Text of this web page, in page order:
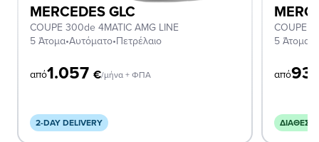
MERCEDES GLC
COUPE 300de 4MATIC AMG LINE
5 Άτομα•Αυτόματο•Πετρέλαιο
από1.057 €/μήνα + ΦΠΑ
2-DAY DELIVERY
COUPE
5 Άτομα
από